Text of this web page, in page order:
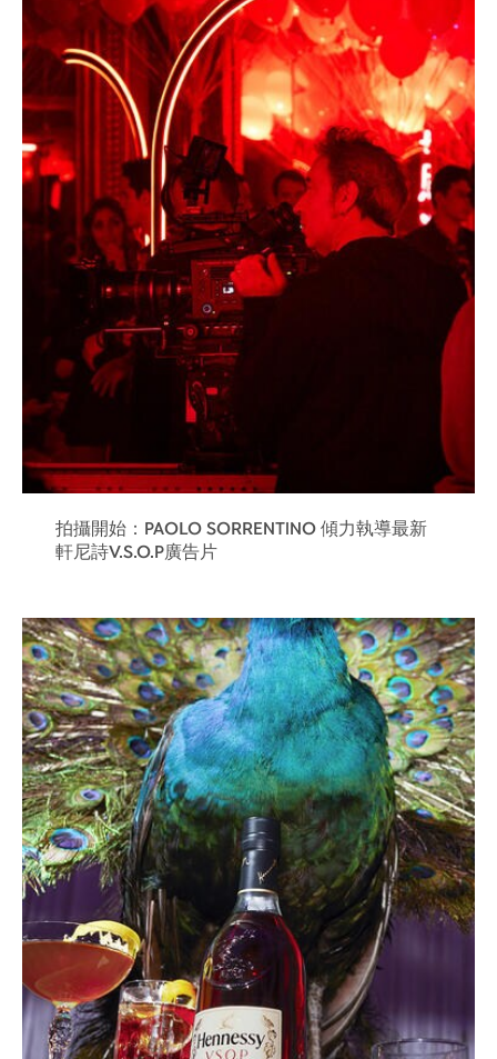
拍攝開始：PAOLO SORRENTINO 傾力執導最新
軒尼詩V.S.O.P廣告片